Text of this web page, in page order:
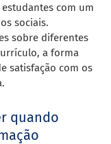
com um
sociais.
sobre diferentes
a forma
satisfação com os
quando